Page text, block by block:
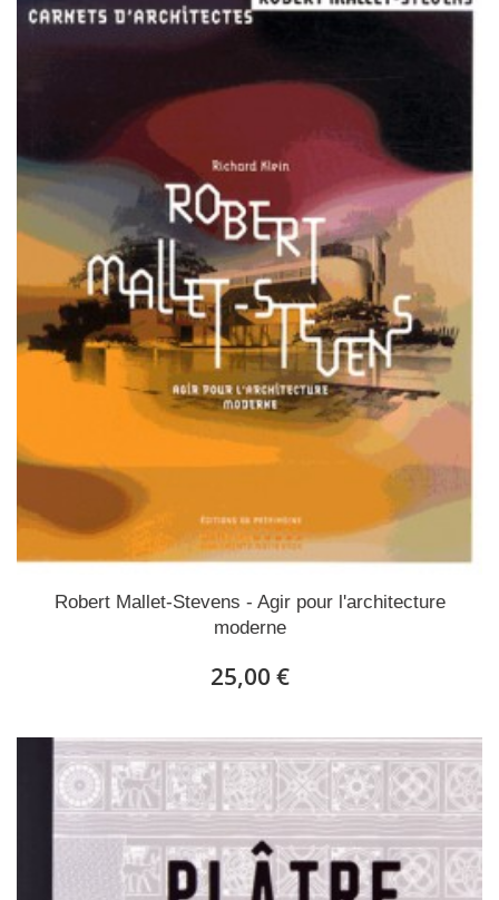
Robert Mallet-Stevens - Agir pour l'architecture
moderne
25,00 €